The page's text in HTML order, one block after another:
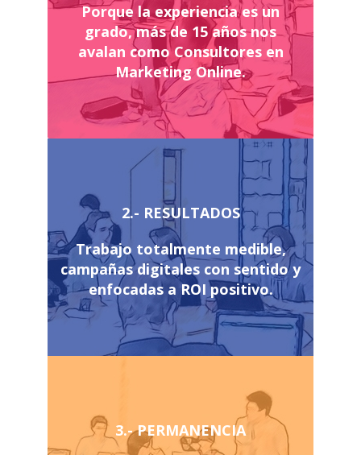
Porque la experiencia es un
grado, más de 15 años nos
avalan como Consultores en
Marketing Online.
2.- RESULTADOS
Trabajo totalmente medible,
campañas digitales con sentido y
enfocadas a ROI positivo.
3.- PERMANENCIA